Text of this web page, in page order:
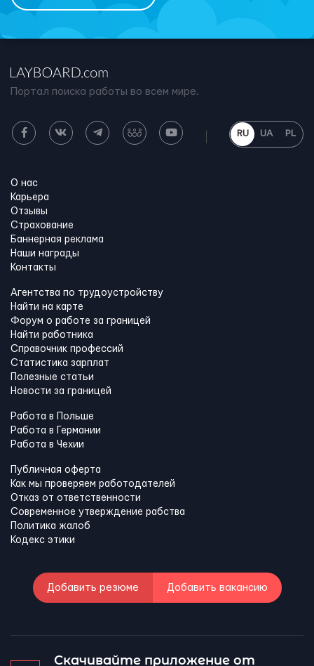
Портал поиска работы во всем мире.
RU UA PL
О нас
Карьера
Отзывы
Страхование
Баннерная реклама
Наши награды
Контакты
Агентства по трудоустройству
Найти на карте
Форум о работе за границей
Найти работника
Справочник профессий
Статистика зарплат
Полезные статьи
Новости за границей
Работа в Польше
Работа в Германии
Работа в Чехии
Публичная оферта
Как мы проверяем работодателей
Отказ от ответственности
Современное утверждение рабства
Политика жалоб
Кодекс этики
Добавить резюме Добавить вакансию
Скачивайте приложение от